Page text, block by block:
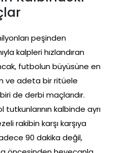
peşinden
kalpleri hızlandıran
futbolun büyüsüne en
ve adeta bir ritüele
de derbi maçlarıdır.
kalbinde ayrı
rakibin karşı karşıya
90 dakika değil,